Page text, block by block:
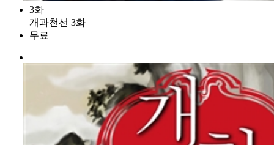
3화
개과천선 3화
무료